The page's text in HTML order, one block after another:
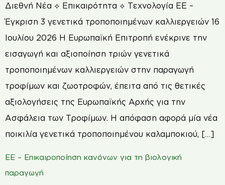
Διεθνή Νέα ⟡ Επικαιρότητα ⟡ Τεχνολογία ΕΕ –
Έγκριση 3 γενετικά τροποποιημένων καλλιεργειών 16
Ιουλίου 2026 Η Ευρωπαϊκή Επιτροπή ενέκρινε την
εισαγωγή και αξιοποίηση τριών γενετικά
τροποποιημένων καλλιεργειών στην παραγωγή
τροφίμων και ζωοτροφών, έπειτα από τις θετικές
αξιολογήσεις της Ευρωπαϊκής Αρχής για την
Ασφάλεια των Τροφίμων. Η απόφαση αφορά μία νέα
ποικιλία γενετικά τροποποιημένου καλαμποκιού, […]
ΕΕ – Επικαιροποίηση κανόνων για τη βιολογική
παραγωγή